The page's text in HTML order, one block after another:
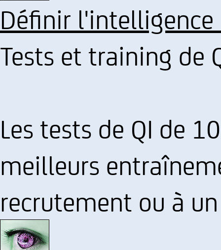
Définir
Tests et training de
Les tests de QI de
meilleurs
recrutement ou à